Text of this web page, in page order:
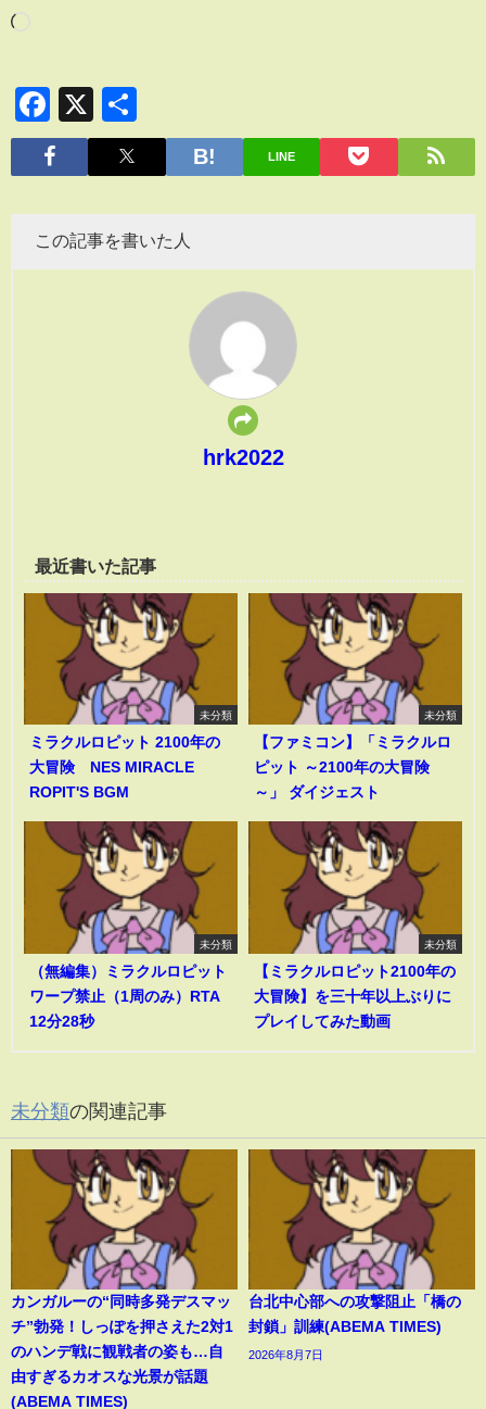
Facebook
X
有
LINE
この記事を書いた人
hrk2022
最近書いた記事
未分類
ミラクルロピット 2100年の
大冒険 NES MIRACLE
ROPIT'S BGM
未分類
【ファミコン】「ミラクルロ
ピット ～2100年の大冒険
～」 ダイジェスト
未分類
（無編集）ミラクルロピット
ワープ禁止（1周のみ）RTA
12分28秒
未分類
【ミラクルロピット2100年の
大冒険】を三十年以上ぶりに
プレイしてみた動画
未分類の関連記事
カンガルーの“同時多発デスマッ
チ”勃発！しっぽを押さえた2対1
のハンデ戦に観戦者の姿も…自
由すぎるカオスな光景が話題
(ABEMA TIMES)
台北中心部への攻撃阻止「橋の
封鎖」訓練(ABEMA TIMES)
2026年8月7日